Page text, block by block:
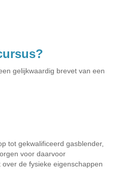
gelijkwaardig brevet van een
tot gekwalificeerd gasblender,
voor daarvoor
de fysieke eigenschappen